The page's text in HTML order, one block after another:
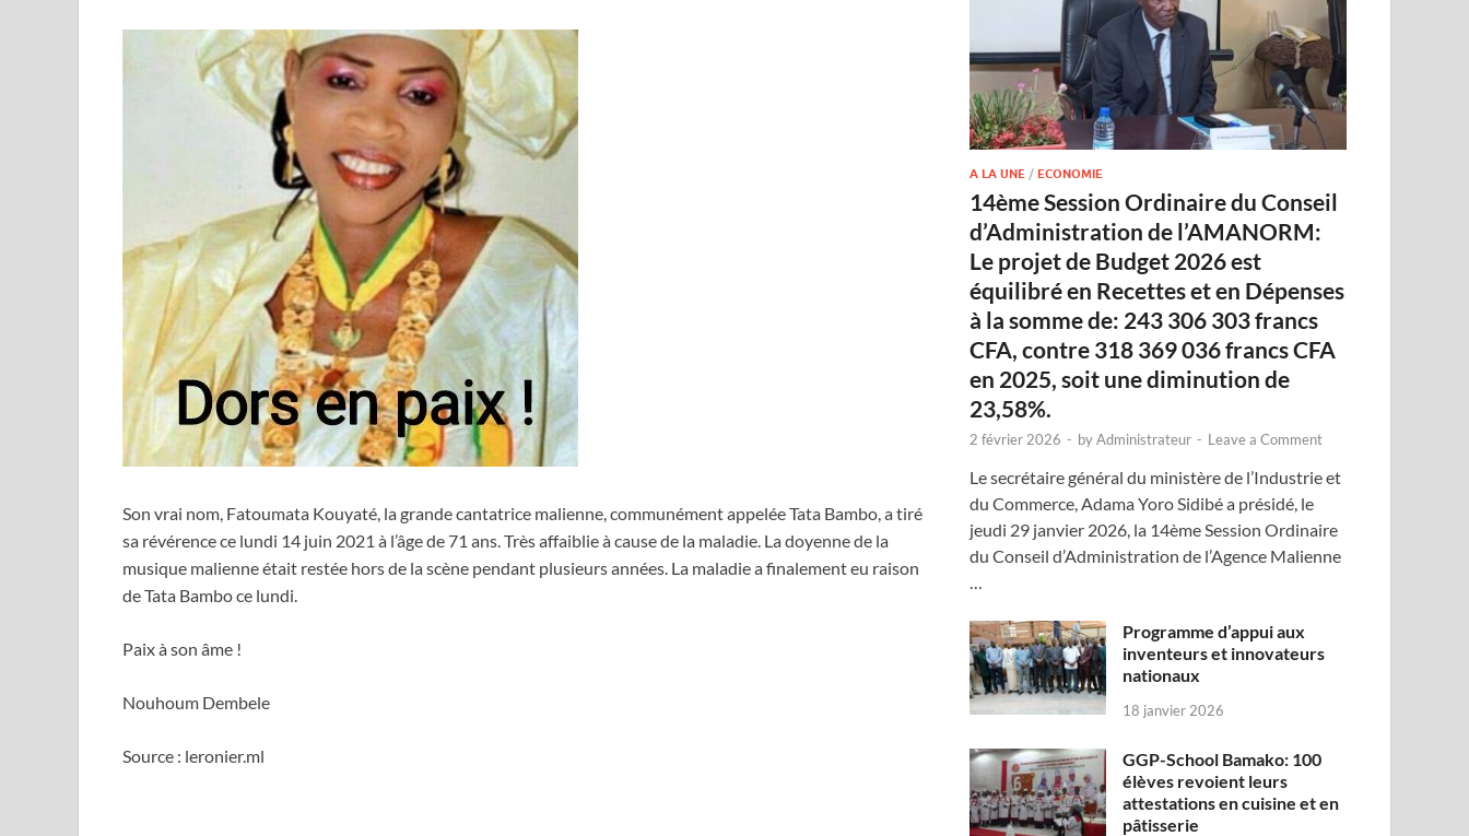
Son vrai nom, Fatoumata Kouyaté, la grande cantatrice malienne, communément appelée Tata Bambo, a tiré
sa révérence ce lundi 14 juin 2021 à l’âge de 71 ans. Très affaiblie à cause de la maladie. La doyenne de la
musique malienne était restée hors de la scène pendant plusieurs années. La maladie a finalement eu raison
de Tata Bambo ce lundi.
Paix à son âme !
Nouhoum Dembele
Source : leronier.ml
A LA UNE /ECONOMIE
14ème Session Ordinaire du Conseil
d’Administration de l’AMANORM:
Le projet de Budget 2026 est
équilibré en Recettes et en Dépenses
à la somme de: 243 306 303 francs
CFA, contre 318 369 036 francs CFA
en 2025, soit une diminution de
23,58%.
2 février 2026 - byAdministrateur - Leave a Comment
Le secrétaire général du ministère de l’Industrie et
du Commerce, Adama Yoro Sidibé a présidé, le
jeudi 29 janvier 2026, la 14ème Session Ordinaire
du Conseil d’Administration de l’Agence Malienne
…
Programme d’appui aux
inventeurs et innovateurs
nationaux
18 janvier 2026
GGP-School Bamako: 100
élèves revoient leurs
attestations en cuisine et en
pâtisserie